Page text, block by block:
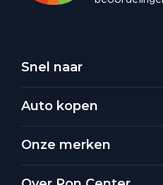
Snel naar
Auto kopen
Onze merken